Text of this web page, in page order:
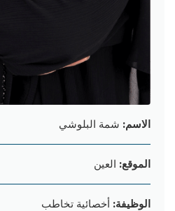
الاسم: شمة البلوشي
الموقع: العين
الوظيفة: أخصائية تخاطب